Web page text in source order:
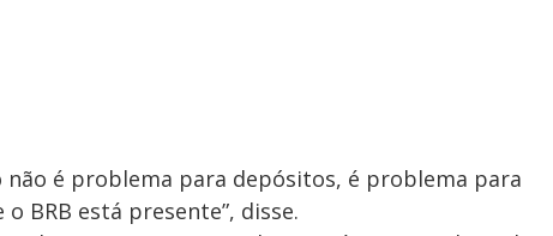
não é problema para depósitos, é problema para
BRB está presente”, disse.